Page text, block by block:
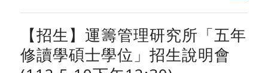
【招生】運籌管理研究所「五年
修讀學碩士學位」招生說明會